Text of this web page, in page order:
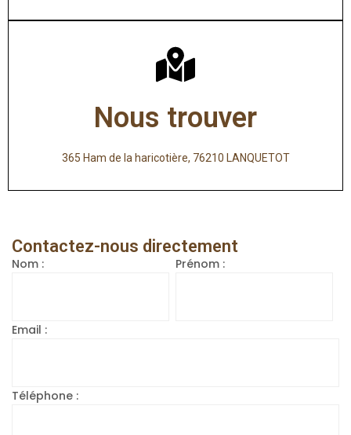
Nous trouver
365 Ham de la haricotière, 76210 LANQUETOT
Contactez-nous directement
Nom : Prénom :
Email :
Téléphone :